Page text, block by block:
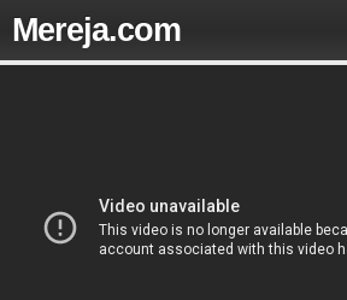
Mereja.com